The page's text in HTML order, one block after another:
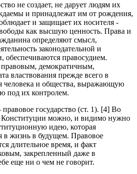
не создает, не дарует людям их
и принадлежат им от рождения,
и защищает их носителя -
как высшую ценность. Права и
определяют смысл,
законодательной и
обеспечиваются правосудием.
правовым, демократичным,
властвования прежде всего в
человека и общества, выражающую
под их контролем.
государство (ст. 1). [4] Во
можно, и видимо нужно
идею, которая
в жизнь в будущем. Правовое
длительное время, и факт
закрепленный даже в
еще ни о чем не говорит.